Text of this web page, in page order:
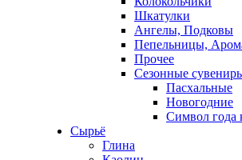
Шкатулки
Ангелы, Подковы
Пепельницы,
Прочее
Сезонные
Пасхальные
Новогодние
Символ года
Сырьё
Глина